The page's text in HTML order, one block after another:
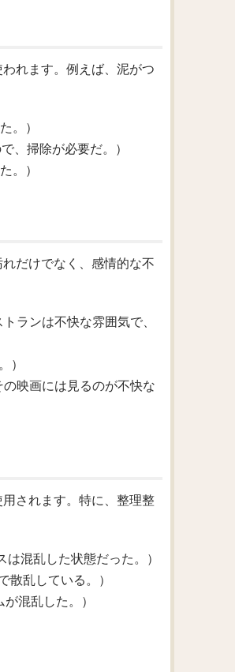
れます。例えば、泥がつ
。）
、掃除が必要だ。）
。）
だけでなく、感情的な不
ランは不快な雰囲気で、
）
映画には見るのが不快な
されます。特に、整理整
混乱した状態だった。）
散乱している。）
混乱した。）